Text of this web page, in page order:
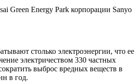
Green Energy Park корпорации Sanyo
столько электроэнергии, что ее
электричеством 330 частных
выброс вредных веществ в
в год.